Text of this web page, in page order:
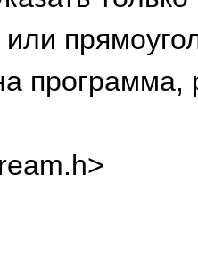
или
программа,